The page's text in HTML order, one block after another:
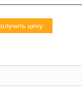
цену